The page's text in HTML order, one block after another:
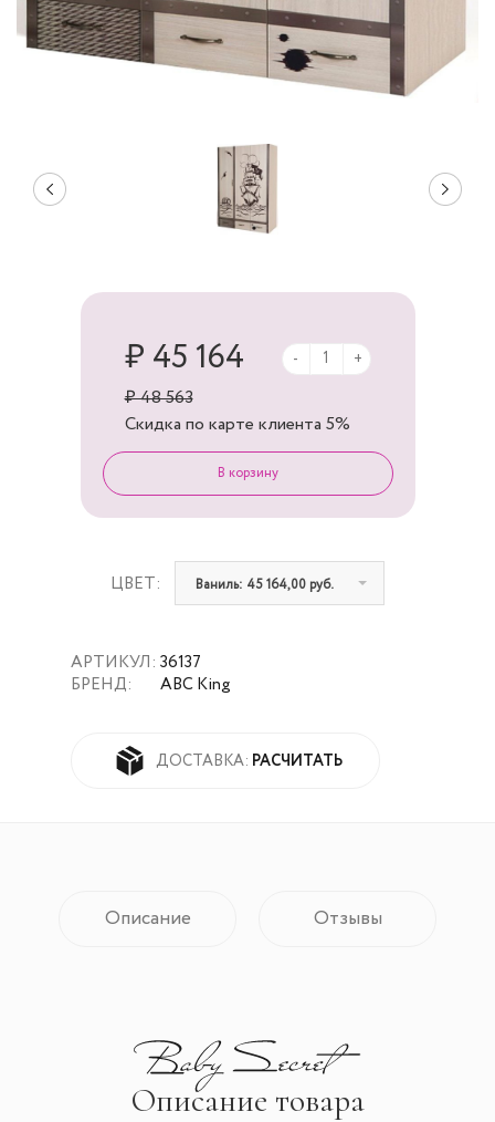
АРТИКУЛ:
БРЕНД:
36137
ABC King
ДОСТАВКА: РАСЧИТАТЬ
ЦВЕТ: Ваниль: 45 164,00 руб.
₽ 45 164
₽ 48 563
Скидка по карте клиента 5%
- +
Описание Отзывы
Описание товара